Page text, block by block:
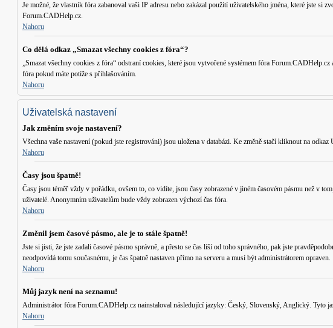
Je možné, že vlastník fóra zabanoval vaši IP adresu nebo zakázal použití uživatelského jména, které jste
Forum.CADHelp.cz.
Nahoru
Co dělá odkaz „Smazat všechny cookies z fóra“?
„Smazat všechny cookies z fóra“ odstraní cookies, které jsou vytvořené systémem fóra
fóra pokud máte potíže s přihlašováním.
Nahoru
Uživatelská nastavení
Jak změním svoje nastavení?
Všechna vaše nastavení (pokud jste registrováni) jsou uložena v databázi. Ke změně stačí kliknout na odkaz
Nahoru
Časy jsou špatně!
Časy jsou téměř vždy v pořádku, ovšem to, co vidíte, jsou časy zobrazené v jiném časovém pásmu než v
uživatelé. Anonymním uživatelům bude vždy zobrazen výchozí čas fóra.
Nahoru
Změnil jsem časové pásmo, ale je to stále špatně!
Jste si jisti, že jste zadali časové pásmo správně, a přesto se čas liší od toho správného, pak jste
neodpovídá tomu současnému, je čas špatně nastaven přímo na serveru a musí být administrátorem opraven.
Nahoru
Můj jazyk není na seznamu!
Administrátor fóra Forum.CADHelp.cz nainstaloval následující jazyky: Český, Slovenský, Anglický. Tyto
Nahoru